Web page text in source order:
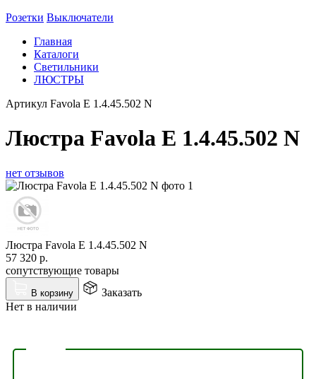
Розетки Выключатели
Главная
Каталоги
Светильники
ЛЮСТРЫ
Артикул Favola E 1.4.45.502 N
Люстра Favola E 1.4.45.502 N
нет отзывов
Люстра Favola E 1.4.45.502 N
57 320 р.
сопутствующие товары
В корзину
Заказать
Нет в наличии